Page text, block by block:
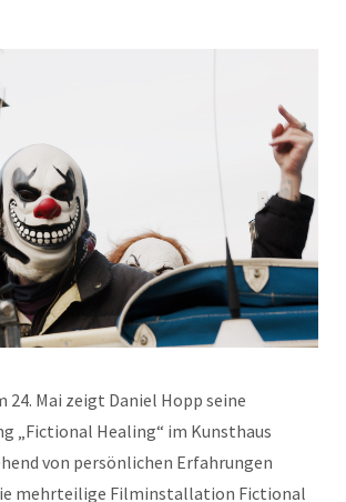
24. Mai zeigt Daniel Hopp seine
„Fictional Healing“ im Kunsthaus
von persönlichen Erfahrungen
mehrteilige Filminstallation Fictional